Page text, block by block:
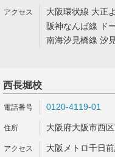
大阪環状線 大正
阪神なんば線 ド
南海汐見橋線 汐
西長堀校
0120-4119-01
大阪府大阪市西
大阪メトロ千日